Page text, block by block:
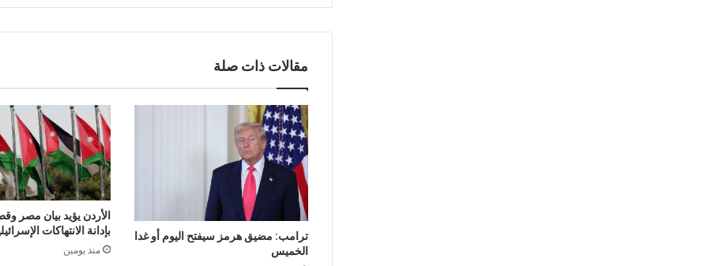
مقالات ذات صلة
ترامب: مضيق هرمز سيفتح اليوم أو غدا
الخميس
الأردن يؤيد بيان مصر
بإدانة الانتهاكات
منذ يومين